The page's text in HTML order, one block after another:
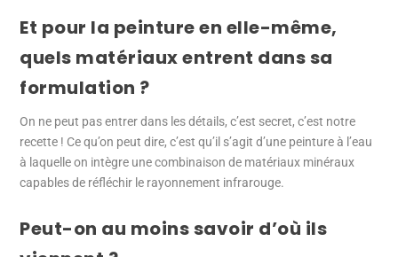
Et pour la peinture en elle-même,
quels matériaux entrent dans sa
formulation ?
On ne peut pas entrer dans les détails, c’est secret, c’est notre
recette ! Ce qu’on peut dire, c’est qu’il s’agit d’une peinture à l’eau
à laquelle on intègre une combinaison de matériaux minéraux
capables de réfléchir le rayonnement infrarouge.
Peut-on au moins savoir d’où ils